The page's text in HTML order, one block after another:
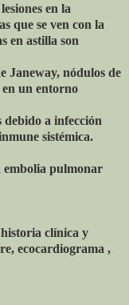
en la
que se ven con la
en astilla son
Janeway, nódulos de
un entorno
debido a infección
sistémica.
embolia pulmonar
historia clínica y
ecocardiograma ,